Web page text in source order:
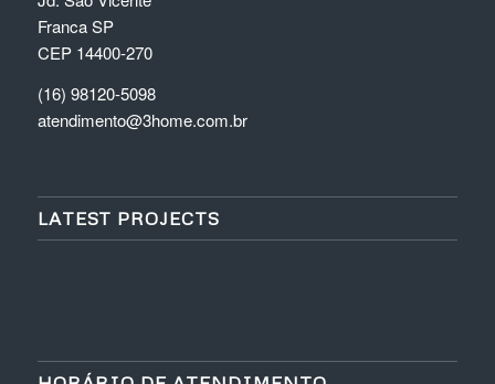
Franca SP
CEP 14400-270
(16) 98120-5098
atendimento@3home.com.br
LATEST PROJECTS